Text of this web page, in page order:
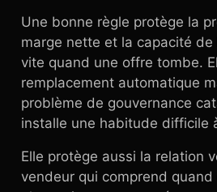
Une bonne règle protège la
marge nette et la capacité de
vite quand une offre tombe.
remplacement automatique
problème de gouvernance
installe une habitude difficile
Elle protège aussi la relation
vendeur qui comprend